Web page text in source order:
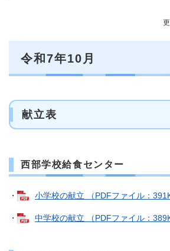
令和7年10月
献立表
西部学校給食センター
・ 小学校の献立 （PDFファイル：
・ 中学校の献立 （PDFファイル：